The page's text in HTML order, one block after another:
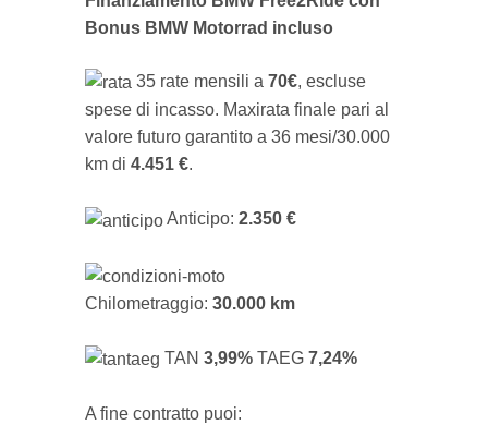
Bonus BMW Motorrad incluso
35 rate mensili a 70€, escluse
spese di incasso. Maxirata finale pari al
valore futuro garantito a 36 mesi/30.000
km di 4.451 €.
Anticipo: 2.350 €
Chilometraggio: 30.000 km
TAN 3,99% TAEG 7,24%
A fine contratto puoi: